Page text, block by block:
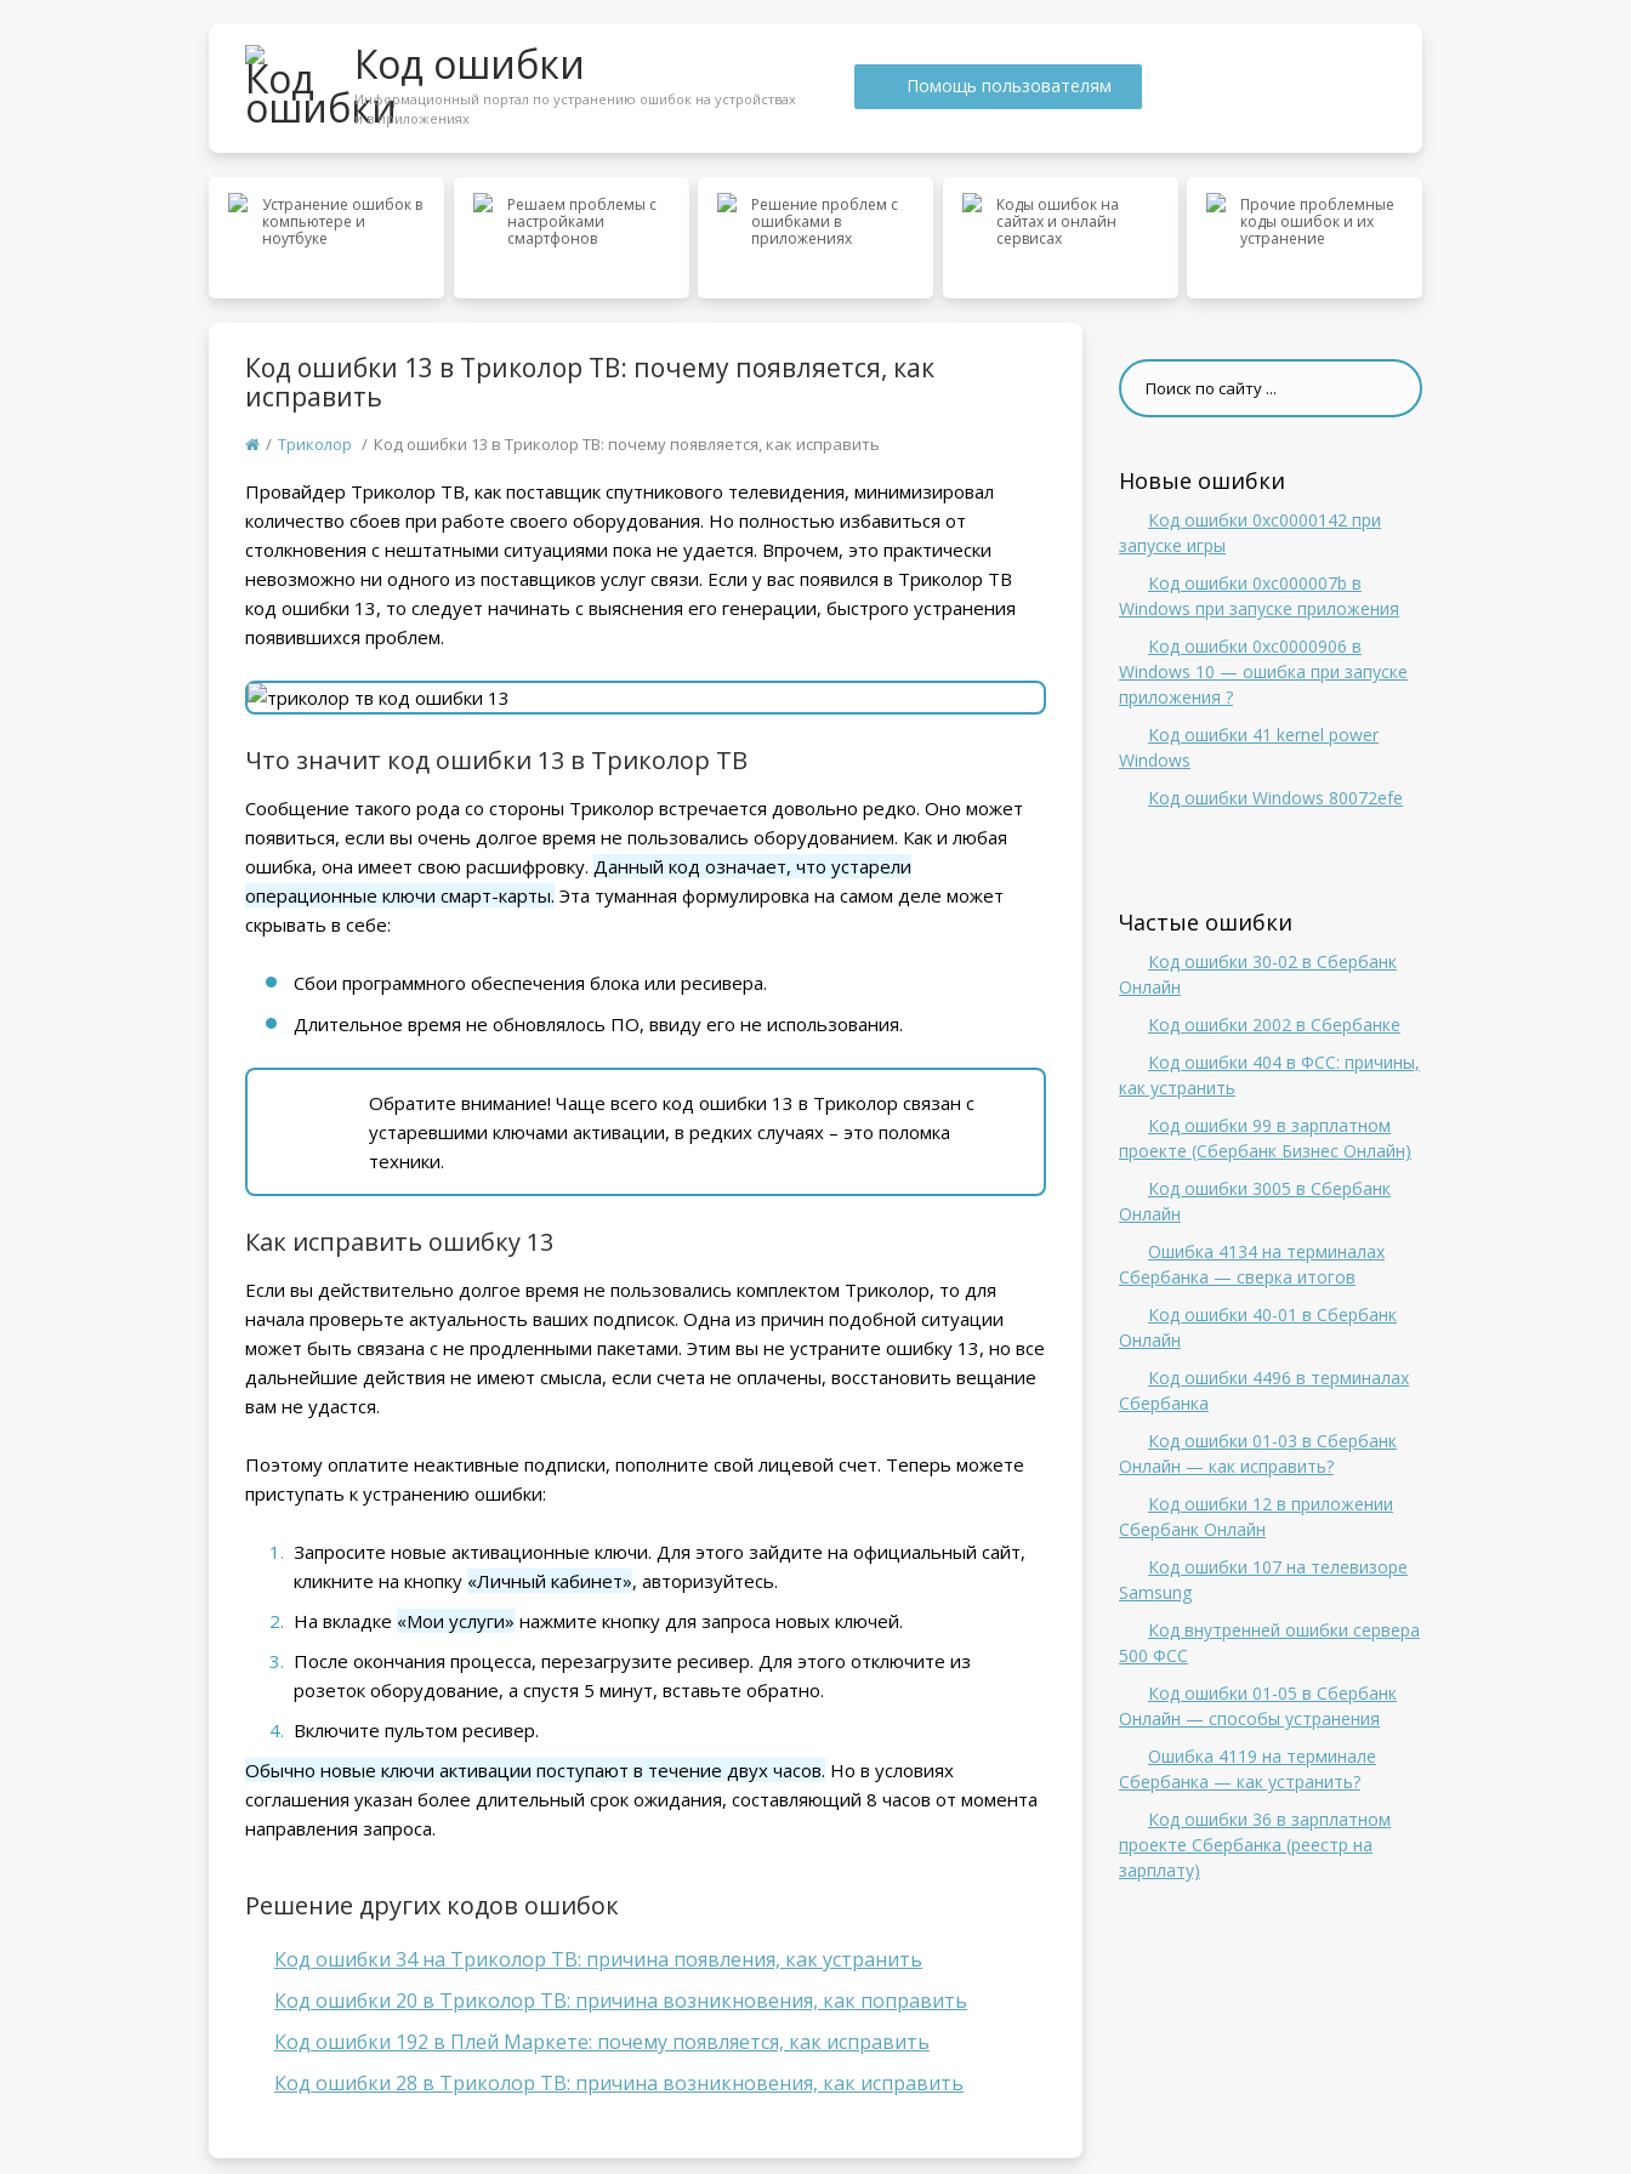
Код ошибки
Информационный портал по устранению ошибок на устройствах
и в приложениях
Помощь пользователям
Устранение ошибок в
компьютере и
ноутбуке
Решаем проблемы с
настройками
смартфонов
Решение проблем с
ошибками в
приложениях
Коды ошибок на
сайтах и онлайн
сервисах
Прочие проблемные
коды ошибок и их
устранение
Код ошибки 13 в Триколор ТВ: почему появляется, как
исправить
/ Триколор / Код ошибки 13 в Триколор ТВ: почему появляется, как исправить
Провайдер Триколор ТВ, как поставщик спутникового телевидения, минимизировал
количество сбоев при работе своего оборудования. Но полностью избавиться от
столкновения с нештатными ситуациями пока не удается. Впрочем, это практически
невозможно ни одного из поставщиков услуг связи. Если у вас появился в Триколор ТВ
код ошибки 13, то следует начинать с выяснения его генерации, быстрого устранения
появившихся проблем.
Что значит код ошибки 13 в Триколор ТВ
Сообщение такого рода со стороны Триколор встречается довольно редко. Оно может
появиться, если вы очень долгое время не пользовались оборудованием. Как и любая
ошибка, она имеет свою расшифровку. Данный код означает, что устарели
операционные ключи смарт-карты. Эта туманная формулировка на самом деле может
скрывать в себе:
Сбои программного обеспечения блока или ресивера.
Длительное время не обновлялось ПО, ввиду его не использования.
Обратите внимание! Чаще всего код ошибки 13 в Триколор связан с
устаревшими ключами активации, в редких случаях – это поломка
техники.
Как исправить ошибку 13
Если вы действительно долгое время не пользовались комплектом Триколор, то для
начала проверьте актуальность ваших подписок. Одна из причин подобной ситуации
может быть связана с не продленными пакетами. Этим вы не устраните ошибку 13, но все
дальнейшие действия не имеют смысла, если счета не оплачены, восстановить вещание
вам не удастся.
Поэтому оплатите неактивные подписки, пополните свой лицевой счет. Теперь можете
приступать к устранению ошибки:
Запросите новые активационные ключи. Для этого зайдите на официальный сайт,
кликните на кнопку «Личный кабинет», авторизуйтесь.
На вкладке «Мои услуги» нажмите кнопку для запроса новых ключей.
После окончания процесса, перезагрузите ресивер. Для этого отключите из
розеток оборудование, а спустя 5 минут, вставьте обратно.
Включите пультом ресивер.
Обычно новые ключи активации поступают в течение двух часов. Но в условиях
соглашения указан более длительный срок ожидания, составляющий 8 часов от момента
направления запроса.
Решение других кодов ошибок
Код ошибки 34 на Триколор ТВ: причина появления, как устранить
Код ошибки 20 в Триколор ТВ: причина возникновения, как поправить
Код ошибки 192 в Плей Маркете: почему появляется, как исправить
Код ошибки 28 в Триколор ТВ: причина возникновения, как исправить
Новые ошибки
Код ошибки 0xc0000142 при
запуске игры
Код ошибки 0xc000007b в
Windows при запуске приложения
Код ошибки 0xc0000906 в
Windows 10 — ошибка при запуске
приложения ?
Код ошибки 41 kernel power
Windows
Код ошибки Windows 80072efe
Частые ошибки
Код ошибки 30-02 в Сбербанк
Онлайн
Код ошибки 2002 в Сбербанке
Код ошибки 404 в ФСС: причины,
как устранить
Код ошибки 99 в зарплатном
проекте (Сбербанк Бизнес Онлайн)
Код ошибки 3005 в Сбербанк
Онлайн
Ошибка 4134 на терминалах
Сбербанка — сверка итогов
Код ошибки 40-01 в Сбербанк
Онлайн
Код ошибки 4496 в терминалах
Сбербанка
Код ошибки 01-03 в Сбербанк
Онлайн — как исправить?
Код ошибки 12 в приложении
Сбербанк Онлайн
Код ошибки 107 на телевизоре
Samsung
Код внутренней ошибки сервера
500 ФСС
Код ошибки 01-05 в Сбербанк
Онлайн — способы устранения
Ошибка 4119 на терминале
Сбербанка — как устранить?
Код ошибки 36 в зарплатном
проекте Сбербанка (реестр на
зарплату)